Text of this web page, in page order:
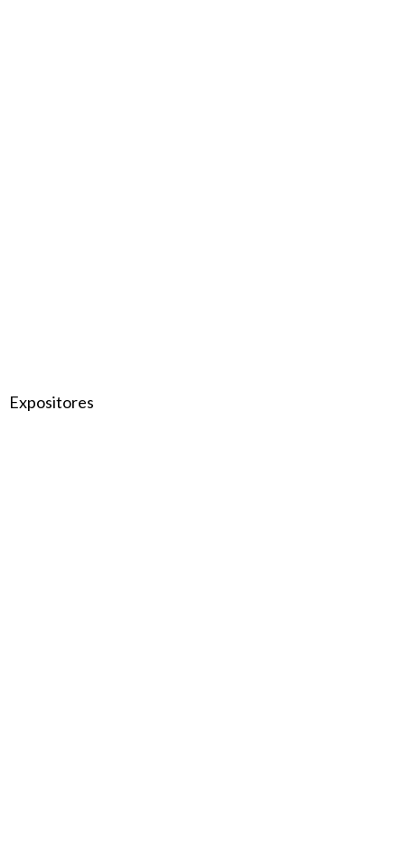
Expositores